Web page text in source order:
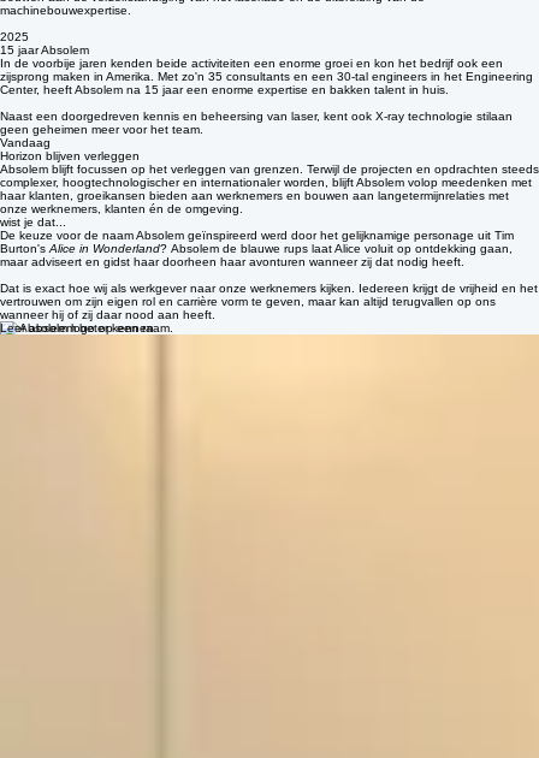
3 oud-Philips medewerkers slaan de handen in elkaar om onder de Absolem-vlag verder te
bouwen aan de verzelfstandiging van het laserlabo en de uitbreiding van de
machinebouwexpertise.
2025
15 jaar Absolem
In de voorbije jaren kenden beide activiteiten een enorme groei en kon het bedrijf ook een
zijsprong maken in Amerika. Met zo'n 35 consultants en een 30-tal engineers in het Engineering
Center, heeft Absolem na 15 jaar een enorme expertise en bakken talent in huis.
Naast een doorgedreven kennis en beheersing van laser, kent ook X-ray technologie stilaan
geen geheimen meer voor het team.
Vandaag
Horizon blijven verleggen
Absolem blijft focussen op het verleggen van grenzen. Terwijl de projecten en opdrachten steeds
complexer, hoogtechnologischer en internationaler worden, blijft Absolem volop meedenken met
haar klanten, groeikansen bieden aan werknemers en bouwen aan langetermijnrelaties met
onze werknemers, klanten én de omgeving.
wist je dat...
De keuze voor de naam Absolem geïnspireerd werd door het gelijknamige personage uit Tim
Alice in Wonderland
? Absolem de blauwe rups laat Alice voluit op ontdekking gaan,
maar adviseert en gidst haar doorheen haar avonturen wanneer zij dat nodig heeft.
Dat is exact hoe wij als werkgever naar onze werknemers kijken. Iedereen krijgt de vrijheid en het
vertrouwen om zijn eigen rol en carrière vorm te geven, maar kan altijd terugvallen op ons
wanneer hij of zij daar nood aan heeft.